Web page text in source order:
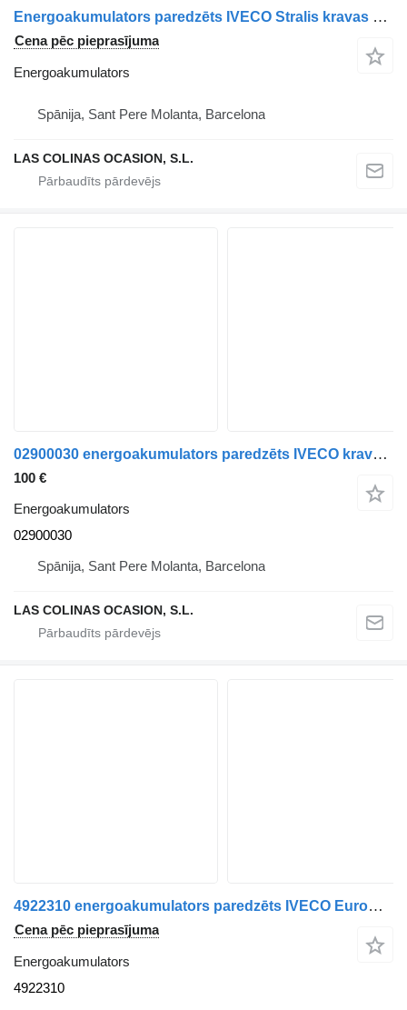
Energoakumulators paredzēts IVECO Stralis kravas automašīnas
Cena pēc pieprasījuma
Energoakumulators
Spānija, Sant Pere Molanta, Barcelona
LAS COLINAS OCASION, S.L.
02900030 energoakumulators paredzēts IVECO kravas automašīnas
100 €
Energoakumulators
02900030
Spānija, Sant Pere Molanta, Barcelona
LAS COLINAS OCASION, S.L.
4922310 energoakumulators paredzēts IVECO EuroCargo kravas automašīnas
Cena pēc pieprasījuma
Energoakumulators
4922310